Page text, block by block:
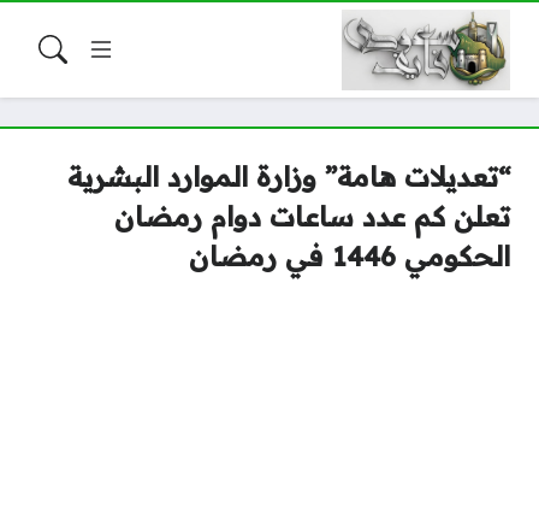
“تعديلات هامة” وزارة الموارد البشرية
تعلن كم عدد ساعات دوام رمضان
الحكومي 1446 في رمضان